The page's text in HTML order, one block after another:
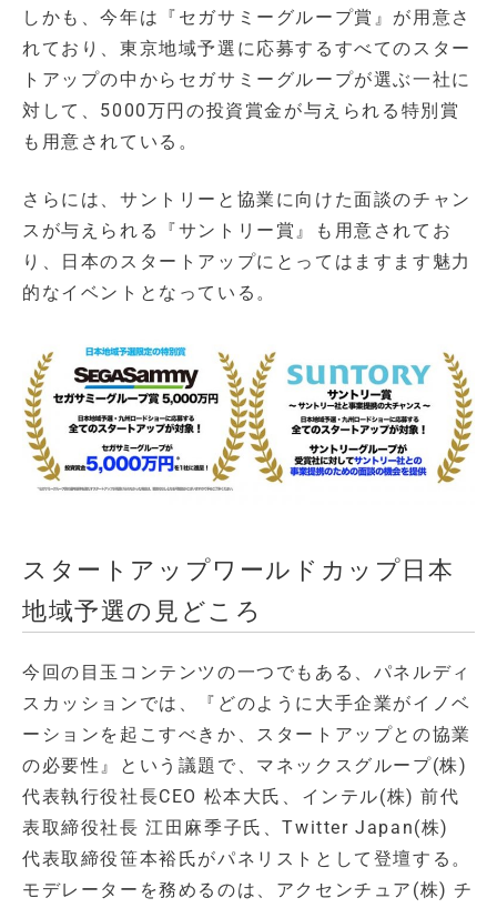
しかも、今年は『セガサミーグループ賞』が用意さ
れており、東京地域予選に応募するすべてのスター
トアップの中からセガサミーグループが選ぶ一社に
対して、5000万円の投資賞金が与えられる特別賞
も用意されている。
さらには、サントリーと協業に向けた面談のチャン
スが与えられる『サントリー賞』も用意されてお
り、日本のスタートアップにとってはますます魅力
的なイベントとなっている。
スタートアップワールドカップ日本
地域予選の見どころ
今回の目玉コンテンツの一つでもある、パネルディ
スカッションでは、『どのように大手企業がイノベ
ーションを起こすべきか、スタートアップとの協業
の必要性』という議題で、マネックスグループ(株)
代表執行役社長CEO 松本大氏、インテル(株) 前代
表取締役社長 江田麻季子氏、Twitter Japan(株)
代表取締役笹本裕氏がパネリストとして登壇する。
モデレーターを務めるのは、アクセンチュア(株) チ